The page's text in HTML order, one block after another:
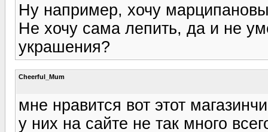
Ну например, хочу
Не хочу сама лепить, да и не
украшения?
Cheerful_Mum
мне нравится вот этот
у них на сайте не так много